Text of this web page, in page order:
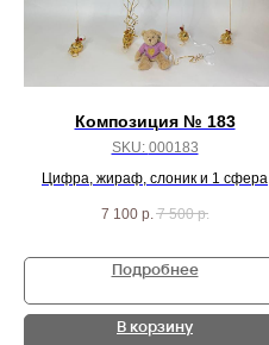
Композиция № 183
SKU: 000183
Цифра, жираф, слоник и 1 сфера
7 100 р. 7 500 р.
Подробнее
В корзину